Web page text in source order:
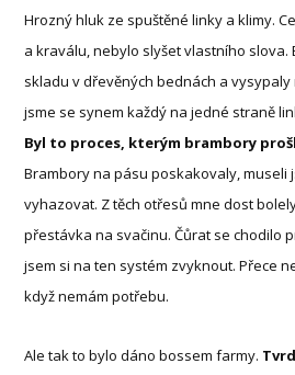
Hrozný hluk ze spuštěné linky a klimy.
a kraválu, nebylo slyšet vlastního slova.
skladu v dřevěných bednách a vysypaly
jsme se synem každý na jedné straně
Byl to proces, kterým brambory
Brambory na pásu poskakovaly, museli
vyhazovat. Z těch otřesů mne dost
přestávka na svačinu. Čůrat se chodilo
jsem si na ten systém zvyknout. Přece
když nemám potřebu.
Ale tak to bylo dáno bossem farmy.